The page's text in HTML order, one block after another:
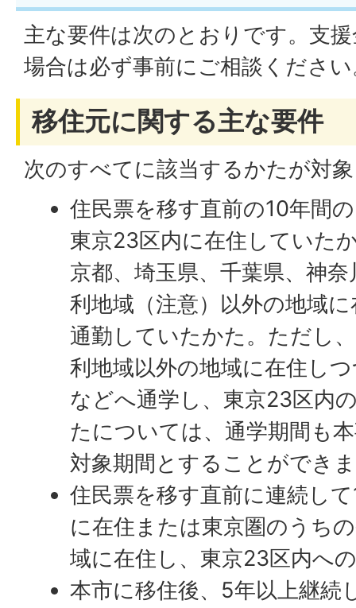
主な要件は次のとおりです。支
場合は必ず事前にご相談くださ
移住元に関する主な要件
次のすべてに該当するかたが対
住民票を移す直前の10年間
東京23区内に在住していた
京都、埼玉県、千葉県、神
利地域（注意）以外の地域
通勤していたかた。ただし
利地域以外の地域に在住し
などへ通学し、東京23区内
たについては、通学期間も
対象期間とすることができ
住民票を移す直前に連続し
に在住または東京圏のうち
域に在住し、東京23区内へ
本市に移住後、5年以上継続